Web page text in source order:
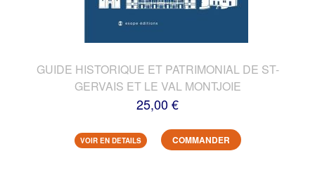
GUIDE HISTORIQUE ET PATRIMONIAL DE ST-
GERVAIS ET LE VAL MONTJOIE
25,00 €
VOIR EN DETAILS COMMANDER